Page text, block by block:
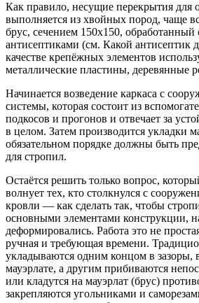
Как правило, несущие перекрытия для
выполняется из хвойных пород, чаще
брус, сечением 150х150,
антисептиками (см. Какой антисептик
качестве крепёжных элементов
металлические пластины, деревянные
Начинается возведение каркаса с
системы, которая состоит из
подкосов и прогонов и отвечает за
в целом. Затем производится укладки
обязательном порядке должны быть
для стропил.
Остаётся решить только вопрос,
волнует тех, кто столкнулся с
кровли — как сделать так, чтобы
основными элементами конструкции,
деформировались. Работа это не
ручная и требующая времени.
укладываются одним концом в зазоры,
мауэрлате, а другим прибиваются
или кладутся на мауэрлат (брус)
закрепляются угольниками и